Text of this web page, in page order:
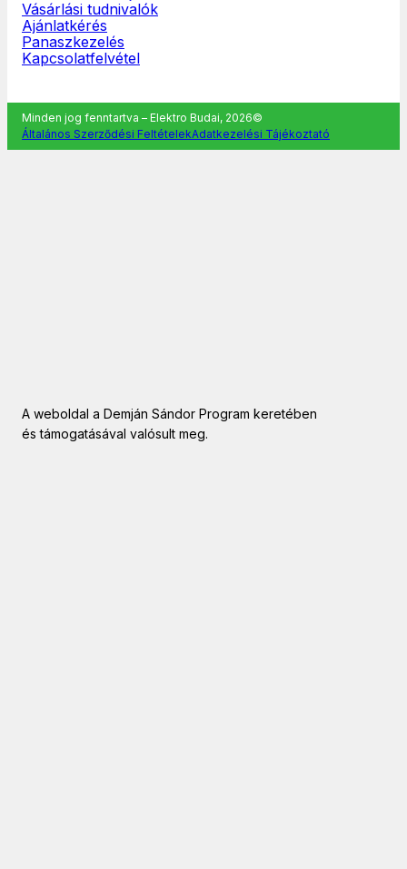
Vásárlási tudnivalók
Ajánlatkérés
Panaszkezelés
Kapcsolatfelvétel
Minden jog fenntartva – Elektro Budai, 2026©
Általános Szerződési FeltételekAdatkezelési Tájékoztató
A weboldal a Demján Sándor Program keretében
és támogatásával valósult meg.